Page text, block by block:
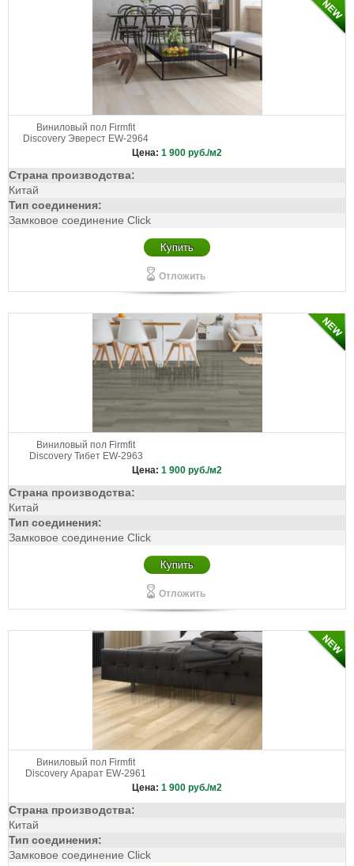
Виниловый пол Firmfit
Discovery Эверест EW-2964
Цена: 1 900 руб./м2
Страна производства:
Китай
Тип соединения:
Замковое соединение Click
Купить
Отложить
Виниловый пол Firmfit
Discovery Тибет EW-2963
Цена: 1 900 руб./м2
Страна производства:
Китай
Тип соединения:
Замковое соединение Click
Купить
Отложить
Виниловый пол Firmfit
Discovery Арарат EW-2961
Цена: 1 900 руб./м2
Страна производства:
Китай
Тип соединения:
Замковое соединение Click